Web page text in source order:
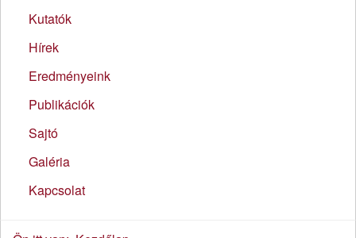
Kutatók
Hírek
Eredményeink
Publikációk
Sajtó
Galéria
Kapcsolat